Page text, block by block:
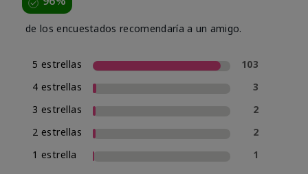
de los encuestados recomendaría a un amigo.
5 estrellas
103
4 estrellas
3
3 estrellas
2
2 estrellas
2
1 estrella
1